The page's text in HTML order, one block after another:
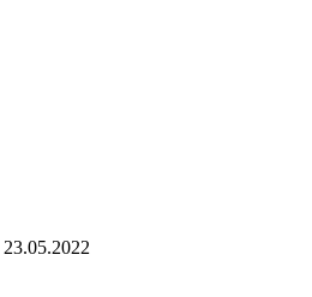
23.05.2022